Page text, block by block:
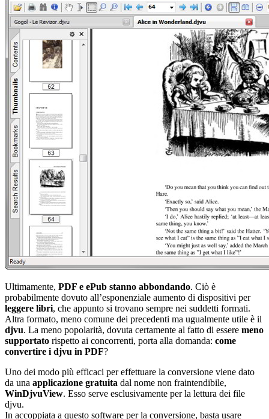
Ultimamente, PDF e ePub stanno abbondando. Ciò è
probabilmente dovuto all’esponenziale aumento di dispositivi per
leggere libri, che appunto si trovano sempre nei suddetti formati.
Altra formato, meno comune dei precedenti ma ugualmente utile è il
djvu. La meno popolarità, dovuta certamente al fatto di essere meno
supportato rispetto ai concorrenti, porta alla domanda: come
convertire i djvu in PDF?
Uno dei modo più efficaci per effettuare la conversione viene dato
da una applicazione gratuita dal nome non fraintendibile,
WinDjvuView. Esso serve esclusivamente per la lettura dei file
djvu.
In accoppiata a questo software per la conversione, basta usare